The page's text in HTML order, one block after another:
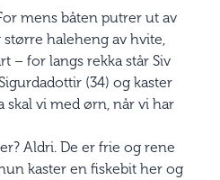
mens båten putrer ut av
haleheng av hvite,
– for langs rekka står Siv
(34) og kaster
skal vi med ørn, når vi har
Aldri. De er frie og rene
kaster en fiskebit her og